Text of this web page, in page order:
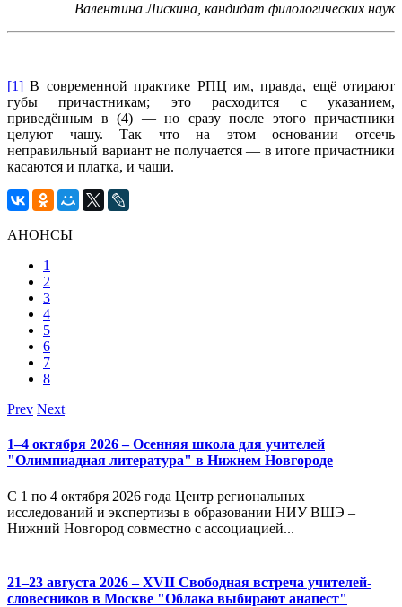
Валентина Лискина, кандидат филологических наук
[1] В современной практике РПЦ им, правда, ещё отирают
губы причастникам; это расходится с указанием,
приведённым в (4) — но сразу после этого причастники
целуют чашу. Так что на этом основании отсечь
неправильный вариант не получается — в итоге причастники
касаются и платка, и чаши.
АНОНСЫ
1
2
3
4
5
6
7
8
Prev Next
1–4 октября 2026 – Осенняя школа для учителей
"Олимпиадная литература" в Нижнем Новгороде
С 1 по 4 октября 2026 года Центр региональных
исследований и экспертизы в образовании НИУ ВШЭ –
Нижний Новгород совместно с ассоциацией...
21–23 августа 2026 – XVII Свободная встреча учителей-
словесников в Москве "Облака выбирают анапест"